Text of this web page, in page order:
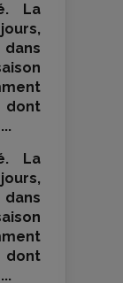
La
dont
La
dont